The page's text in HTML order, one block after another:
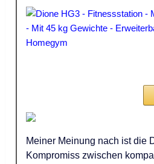
Meiner Meinung nach ist die
Kompromiss zwischen